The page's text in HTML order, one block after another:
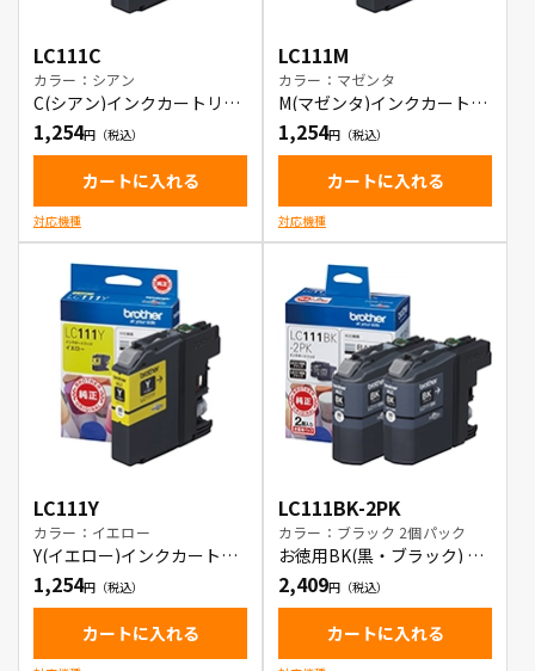
LC111C
カラー：シアン
C(シアン)インクカートリッ
ジ
1,254
カートに入れる
対応機種
LC111M
カラー：マゼンタ
M(マゼンタ)インクカートリ
ッジ
1,254
カートに入れる
対応機種
LC111Y
カラー：イエロー
Y(イエロー)インクカートリ
ッジ
1,254
カートに入れる
LC111BK-2PK
カラー：ブラック 2個パック
お徳用BK(黒・ブラック) 2
本パック インクカートリッ
ジ
2,409
カートに入れる